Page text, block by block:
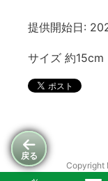
戻る
提供開始日:
サイズ 約
Copyright